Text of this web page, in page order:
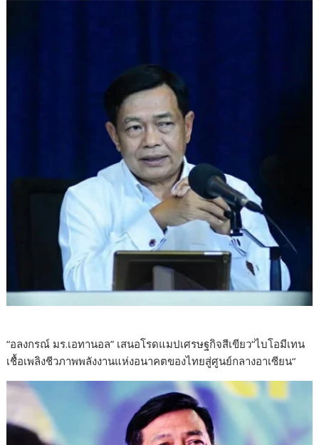
“อลงกรณ์ มร.เอทานอล” เสนอโรดแมปเศรษฐกิจสีเขียว“ไบโอมีเทน
เชื้อเพลิงชีวภาพพลังงานแห่งอนาคตของไทยสู่ศูนย์กลางอาเซียน“